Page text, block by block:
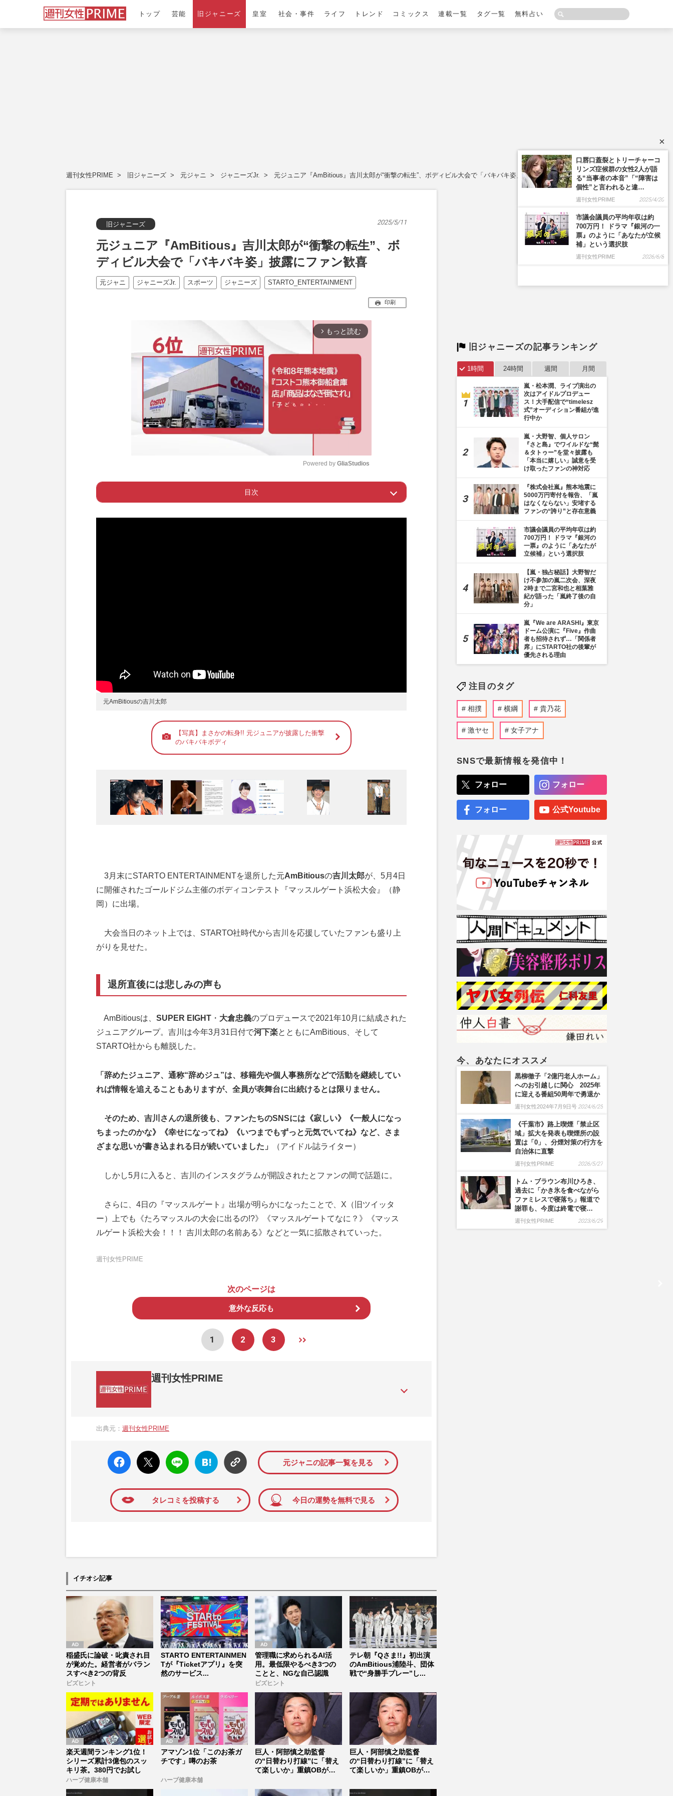
トップ 芸能 旧ジャニーズ 皇室 社会・事件 ライフ トレンド コミックス 連載一覧 タグ一覧 無料占い
週刊女性PRIME 旧ジャニーズ 元ジャニ ジャニーズJr. 元ジュニア『AmBitious』吉川太郎が“衝撃の転生”、ボディビル大会で「バキバキ姿」披露にファン歓喜
旧ジャニーズ 2025/5/11
元ジュニア『AmBitious』吉川太郎が“衝撃の転生”、ボ
ディビル大会で「バキバキ姿」披露にファン歓喜
元ジャニ ジャニーズJr. スポーツ ジャニーズ STARTO_ENTERTAINMENT
印刷
arrow_forward_ios もっと読む
t
Powered by GliaStudios
目次
Page 1 ー 退所直後には悲しみの声も
元AmBitiousの吉川太郎
【写真】まさかの転身!! 元ジュニアが披露した衝撃
のバキバキボディ
3月末にSTARTO ENTERTAINMENTを退所した元AmBitiousの吉川太郎が、5月4日
に開催されたゴールドジム主催のボディコンテスト『マッスルゲート浜松大会』（静
岡）に出場。
大会当日のネット上では、STARTO社時代から吉川を応援していたファンも盛り上
がりを見せた。
退所直後には悲しみの声も
AmBitiousは、 SUPER EIGHT ・ 大倉忠義のプロデュースで2021年10月に結成された
ジュニアグループ。吉川は今年3月31日付で河下楽とともにAmBitious、そして
STARTO社からも離脱した。
「辞めたジュニア、通称“辞めジュ”は、移籍先や個人事務所などで活動を継続してい
れば情報を追えることもありますが、全員が表舞台に出続けるとは限りません。
そのため、吉川さんの退所後も、ファンたちのSNSには《寂しい》《一般人になっ
ちまったのかな》《幸せになってね》《いつまでもずっと元気でいてね》など、さま
ざまな思いが書き込まれる日が続いていました」
（アイドル誌ライター）
しかし5月に入ると、吉川のインスタグラムが開設されたとファンの間で話題に。
さらに、4日の『マッスルゲート』出場が明らかになったことで、X（旧ツイッタ
ー）上でも《たろマッスルの大会に出るの!?》《マッスルゲートてなに？》《マッス
ルゲート浜松大会！！！ 吉川太郎の名前ある》などと一気に拡散されていった。
週刊女性PRIME
次のページは
意外な反応も
1 2 3
週刊女性PRIME
か、女性週刊誌『週刊女性』の誌面に掲載された記事から、インターネット利用者層にとって特に関心の
出典元： 週刊女性PRIME
faceboo
k いい
ね
X ポス
ト
LINE
はてな
ブック
マーク
元ジャニの記事一覧を見る
タレコミを投稿する 今日の運勢を無料で見る
イチオシ記事
稲盛氏に論破・叱責され目
が覚めた。経営者がバラン
スすべき2つの背反
ビズヒント
STARTO ENTERTAINMEN
Tが『Ticketアプリ』を突
然のサービス...
管理職に求められるAI活
用。最低限やるべき3つの
ことと、NGな自己認識
ビズヒント
テレ朝『Qさま!!』初出演
のAmBitious浦陸斗、団体
戦で“身勝手プレー”し...
楽天週間ランキング1位！
シリーズ累計3億包のスッ
キリ茶。380円でお試し
ハーブ健康本舗
アマゾン1位「このお茶ガ
チです」噂のお茶
ハーブ健康本舗
巨人・阿部慎之助監督
の“日替わり打線”に「替え
て楽しいか」重鎮OBが苦
巨人・阿部慎之助監督
の“日替わり打線”に「替え
て楽しいか」重鎮OBが苦
旧ジャニーズの記事ランキング
1時間 24時間 週間 月間
嵐・松本潤、ライブ演出の
次はアイドルプロデュー
ス！大手配信で“timelesz
式”オーディション番組が進
行中か
嵐・大野智、個人サロン
『さと島』でワイルドな“髭
＆タトゥー”を堂々披露も
「本当に嬉しい」誠意を受
け取ったファンの神対応
『株式会社嵐』熊本地震に
5000万円寄付を報告、「嵐
はなくならない」安堵する
ファンの“誇り”と存在意義
市議会議員の平均年収は約
700万円！ ドラマ『銀河の
一票』のように「あなたが
立候補」という選択肢
【嵐・独占秘話】大野智だ
け不参加の嵐二次会、深夜
2時まで二宮和也と相葉雅
紀が語った「嵐終了後の自
分」
嵐『We are ARASHI』東京
ドーム公演に『Five』作曲
者も招待されず…「関係者
席」にSTARTO社の後輩が
優先される理由
注目のタグ
相撲 横綱 貴乃花
激ヤセ 女子アナ
SNSで最新情報を発信中！
フォロー フォロー
フォロー 公式Youtube
今、あなたにオススメ
黒柳徹子「2億円老人ホーム」
へのお引越しに関心 2025年
に迎える番組50周年で勇退か
週刊女性2024年7月9日号 2024/6/25
《千葉市》路上喫煙「禁止区
域」拡大を発表も喫煙所の設
置は「0」、分煙対策の行方を
自治体に直撃
週刊女性PRIME 2026/5/27
トム・ブラウン布川ひろき、
過去に「かき氷を食べながら
ファミレスで寝落ち」報道で
謝罪も、今度は終電で寝…
週刊女性PRIME 2023/6/29
×